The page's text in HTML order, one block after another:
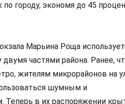
городу, экономя до 45
Марьина Роща
частями района. Ранее,
жителям микрорайонов на
шумным и
в их распоряжении